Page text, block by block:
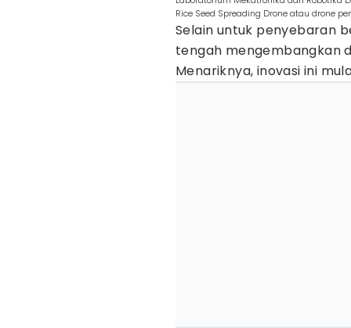
Rice Seed Spreading Drone atau drone
Selain untuk penyebaran
tengah mengembangkan
Menariknya, inovasi ini